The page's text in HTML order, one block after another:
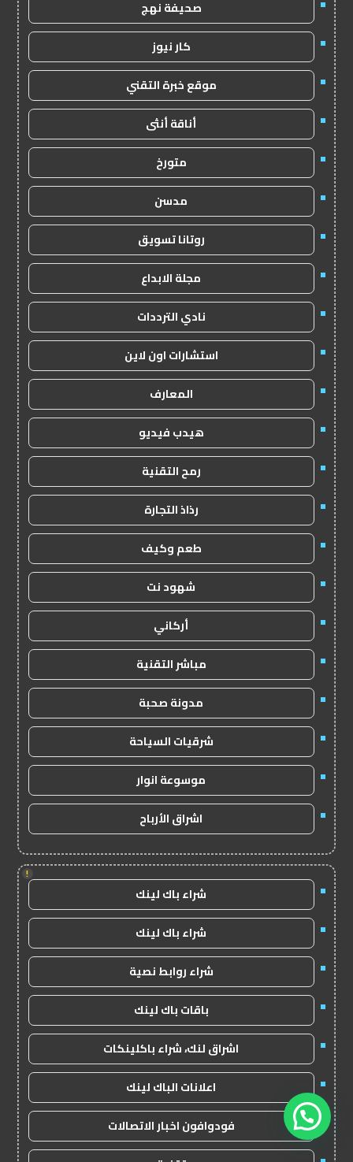
صحيفة نهج
كار نيوز
موقع خبرة التقني
أناقة أنثى
متورخ
مدسن
روتانا تسويق
مجلة الابداع
نادي الترددات
استشارات اون لاين
المعارف
هيدب فيديو
رمح التقنية
رذاذ التجارة
طعم وكيف
شهود نت
أركاني
مباشر التقنية
مدونة صحبة
شرقيات السياحة
موسوعة انوار
اشراق الأرباح
!
شراء باك لينك
شراء باك لينك
شراء روابط نصية
باقات باك لينك
اشراق لنك، شراء باكلينكات
اعلانات الباك لينك
فودوافون اخبار الاتصالات